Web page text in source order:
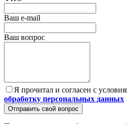
Ваш e-mail
Ваш вопрос
Я прочитал и согласен с
обработку персональных данных
Отправить свой вопрос